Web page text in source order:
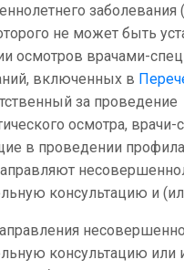
заболевания
не может быть
осмотров врачами-
включенных в
за проведение
осмотра, врачи-
в проведении
консультацию и
консультацию или